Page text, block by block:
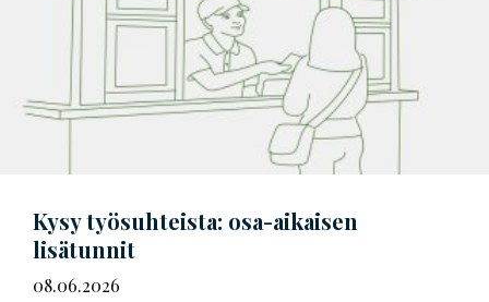
Kysy työsuhteista: osa-aikaisen
lisätunnit
08.06.2026